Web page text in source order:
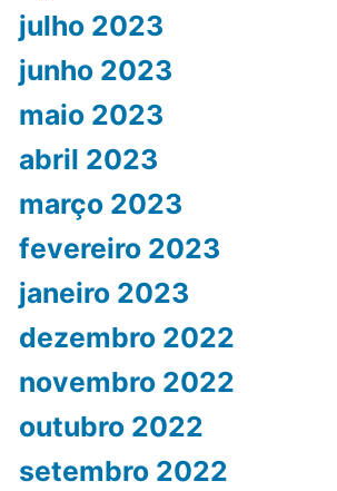
julho 2023
junho 2023
maio 2023
abril 2023
março 2023
fevereiro 2023
janeiro 2023
dezembro 2022
novembro 2022
outubro 2022
setembro 2022